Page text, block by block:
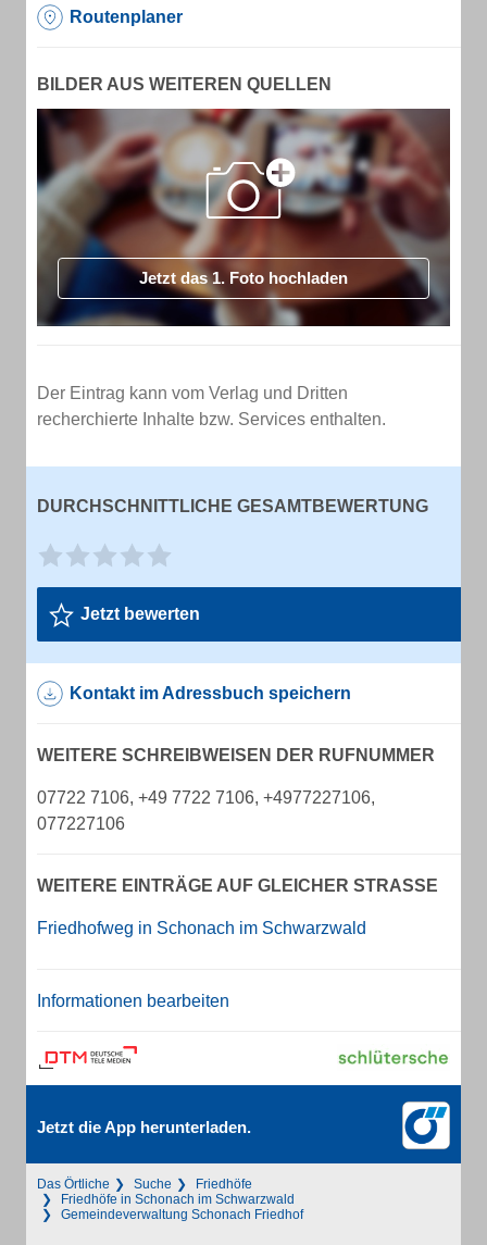
Routenplaner
BILDER AUS WEITEREN QUELLEN
Jetzt das 1. Foto hochladen
Der Eintrag kann vom Verlag und Dritten
recherchierte Inhalte bzw. Services enthalten.
DURCHSCHNITTLICHE GESAMTBEWERTUNG
Jetzt bewerten
Kontakt im Adressbuch speichern
WEITERE SCHREIBWEISEN DER RUFNUMMER
07722 7106, +49 7722 7106, +4977227106,
077227106
WEITERE EINTRÄGE AUF GLEICHER STRASSE
Friedhofweg in Schonach im Schwarzwald
Informationen bearbeiten
Jetzt die App herunterladen.
Das Örtliche Suche
Friedhöfe
Friedhöfe in Schonach im Schwarzwald
Gemeindeverwaltung Schonach Friedhof